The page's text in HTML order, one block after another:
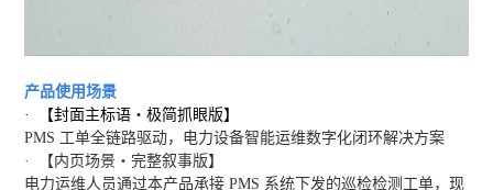
产品使用场景
· 【封面主标语・极简抓眼版】
PMS 工单全链路驱动，电力设备智能运维数字化闭环解决方案
· 【内页场景・完整叙事版】
电力运维人员通过本产品承接 PMS 系统下发的巡检检测工单，现